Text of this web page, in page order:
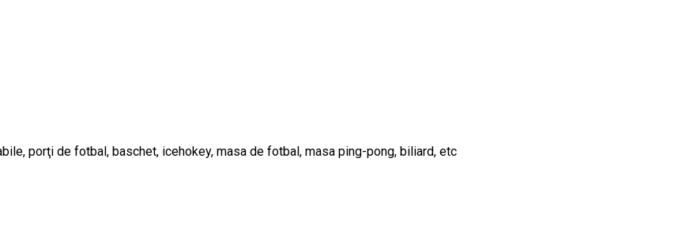
porţi de fotbal, baschet, icehokey, masa de fotbal, masa ping-pong, biliard, etc